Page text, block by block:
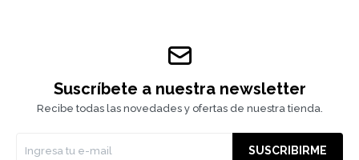
Suscríbete a nuestra newsletter
Recibe todas las novedades y ofertas de nuestra tienda.
SUSCRIBIRME